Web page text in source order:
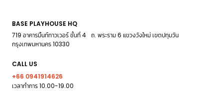
BASE PLAYHOUSE HQ
719 อาคารมิ้นท์ทาวเวอร์ ชั้นที่ 4 ถ. พระราม 6 แขวงวังใหม่ เขตปทุมวัน
กรุงเทพมหานคร 10330
CALL US
+66 0941914626
เวลาทำการ 10.00-19.00